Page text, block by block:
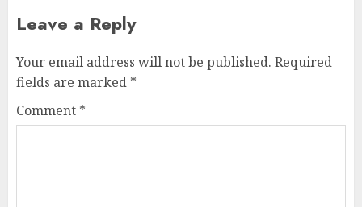
Leave a Reply
Your email address will not be published. Required
fields are marked *
Comment *